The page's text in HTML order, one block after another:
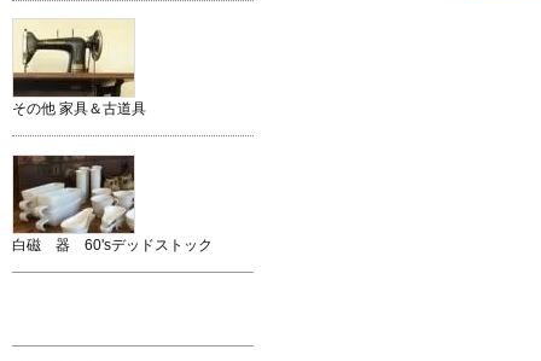
その他 家具＆古道具
白磁 器 60'sデッドストック